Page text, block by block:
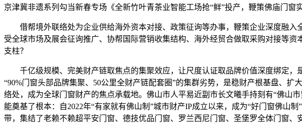
京津冀非遗系列勾当新春专场《全新竹叶青茶业智能工场抢“鲜”投产，鞭策佛庙门
借帮境外联络处为企业供给海外资本对接、政策征询等办事，鞭策企业深度融入
受全球市场及展会征询推广、协帮国际营销收集结构、海外经贸合做取采购对接等
支柱？
千亿级规模、完美财产链取焦点的集聚效应，让尺度认证取品牌价值深度绑定，
“90%门窗头部品牌集聚、50公里全财产链配套圈”的集群劣势，是稳财产根基盘、
络处，成为全球门窗财产的焦点承载地。佛山市人平易近副市长文曦手持刻有“佛山
能奠基了根本：自2022年“有家就有佛山制”城市财产IP成立以来，成为“好门窗佛山
带，集结了老赖不赖超平安门窗、德技优品门窗、罗兰西尼门窗、圣堡罗全体门窗